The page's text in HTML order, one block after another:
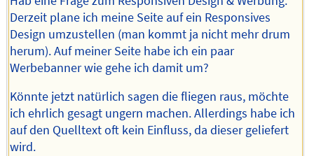
Derzeit plane ich meine Seite auf ein Responsives
Design umzustellen (man kommt ja nicht mehr drum
herum). Auf meiner Seite habe ich ein paar
Werbebanner wie gehe ich damit um?
Könnte jetzt natürlich sagen die fliegen raus, möchte
ich ehrlich gesagt ungern machen. Allerdings habe ich
auf den Quelltext oft kein Einfluss, da dieser geliefert
wird.